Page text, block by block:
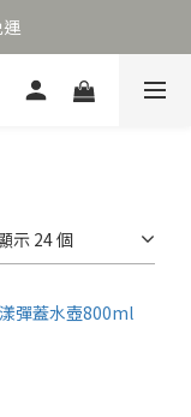
🌹
示 24 個